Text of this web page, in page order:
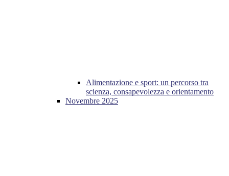
Alimentazione e sport: un percorso tra
scienza, consapevolezza e orientamento
Novembre 2025